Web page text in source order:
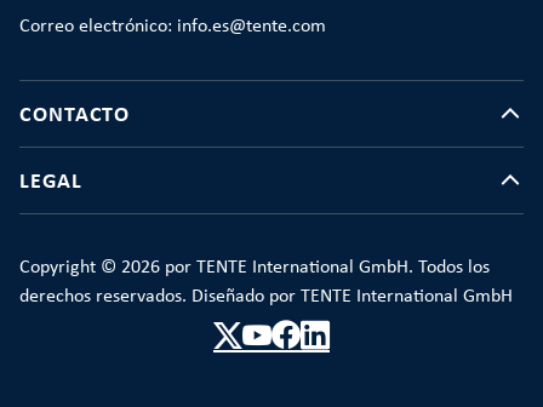
Correo electrónico: info.es@tente.com
CONTACTO
LEGAL
Copyright © 2026 por TENTE International GmbH. Todos los
derechos reservados. Diseñado por TENTE International GmbH